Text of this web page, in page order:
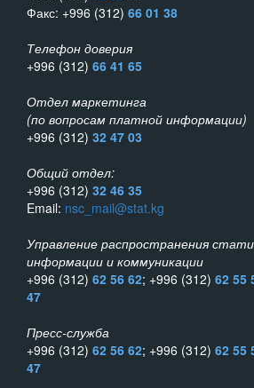
Факс: +996 (312) 66 01 38
Телефон доверия
+996 (312) 66 41 65
Отдел маркетинга
(по вопросам платной информации)
+996 (312) 32 47 03
Общий отдел:
+996 (312) 32 46 35
Email: nsc_mail@stat.kg
Управление распространения
информации и коммуникации
+996 (312) 62 56 62; +996 (312) 62 55
47
Пресс-служба
+996 (312) 62 56 62; +996 (312) 62 55
47